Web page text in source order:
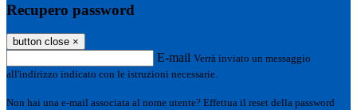
Recupero password
button close ×
E-mail Verrà inviato un messaggio
all'indirizzo indicato con le istruzioni necessarie.
Non hai una e-mail associata al nome utente? Effettua il reset della password